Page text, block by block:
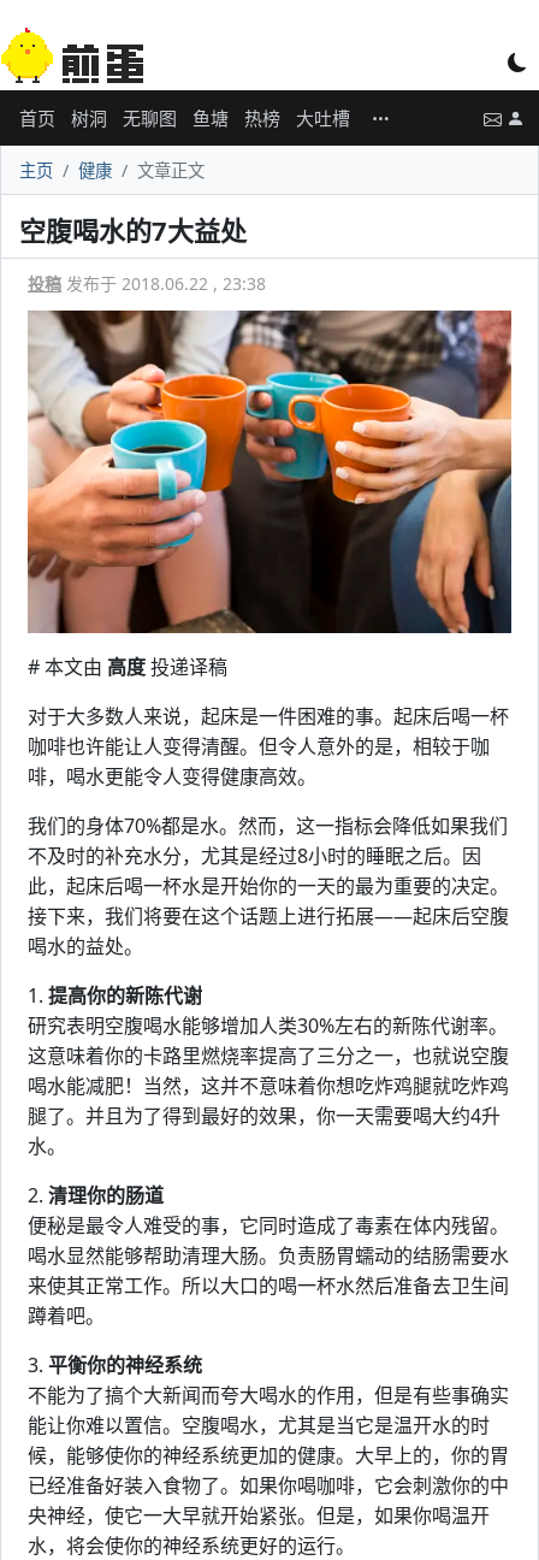
首页 树洞 无聊图 鱼塘 热榜 大吐槽
主页 健康 文章正文
空腹喝水的7大益处
投稿 发布于 2018.06.22 , 23:38
# 本文由 高度投递译稿
对于大多数人来说，起床是一件困难的事。起床后喝一杯
咖啡也许能让人变得清醒。但令人意外的是，相较于咖
啡，喝水更能令人变得健康高效。
我们的身体70%都是水。然而，这一指标会降低如果我们
不及时的补充水分，尤其是经过8小时的睡眠之后。因
此，起床后喝一杯水是开始你的一天的最为重要的决定。
接下来，我们将要在这个话题上进行拓展——起床后空腹
喝水的益处。
1. 提高你的新陈代谢
研究表明空腹喝水能够增加人类30%左右的新陈代谢率。
这意味着你的卡路里燃烧率提高了三分之一，也就说空腹
喝水能减肥！当然，这并不意味着你想吃炸鸡腿就吃炸鸡
腿了。并且为了得到最好的效果，你一天需要喝大约4升
水。
2. 清理你的肠道
便秘是最令人难受的事，它同时造成了毒素在体内残留。
喝水显然能够帮助清理大肠。负责肠胃蠕动的结肠需要水
来使其正常工作。所以大口的喝一杯水然后准备去卫生间
蹲着吧。
3. 平衡你的神经系统
不能为了搞个大新闻而夸大喝水的作用，但是有些事确实
能让你难以置信。空腹喝水，尤其是当它是温开水的时
候，能够使你的神经系统更加的健康。大早上的，你的胃
已经准备好装入食物了。如果你喝咖啡，它会刺激你的中
央神经，使它一大早就开始紧张。但是，如果你喝温开
水，将会使你的神经系统更好的运行。